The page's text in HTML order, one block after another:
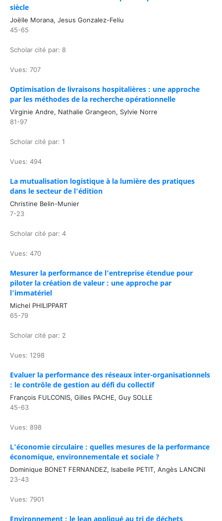
siècle
Joëlle Morana, Jesus Gonzalez-Feliu
45-65
Scholar cité par: 8
Vues: 707
Optimisation de livraisons hospitalières : une approche
par les méthodes de la recherche opérationnelle
Virginie Andre, Nathalie Grangeon, Sylvie Norre
81-97
Scholar cité par: 1
Vues: 494
La mutualisation logistique à la lumière des pratiques
dans le secteur de l'édition
Christine Belin-Munier
7-23
Scholar cité par: 4
Vues: 470
Mesurer la performance de l’entreprise étendue pour
piloter la création de valeur : une approche par
l’immatériel
Michel PHILIPPART
65-79
Scholar cité par: 2
Vues: 1298
Evaluer la performance des réseaux inter-organisationnels
: le contrôle de gestion au défi du collectif
François FULCONIS, Gilles PACHE, Guy SOLLE
45-63
Vues: 898
L’économie circulaire : quelles mesures de la performance
économique, environnementale et sociale ?
Dominique BONET FERNANDEZ, Isabelle PETIT, Angès LANCINI
23-43
Vues: 7901
Environnement : le lean appliqué au tri de déchets